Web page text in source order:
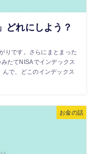
どれにしよう？
りです。さらにまとまった
たてNISAでインデックス
で、どこのインデックス
お金の話